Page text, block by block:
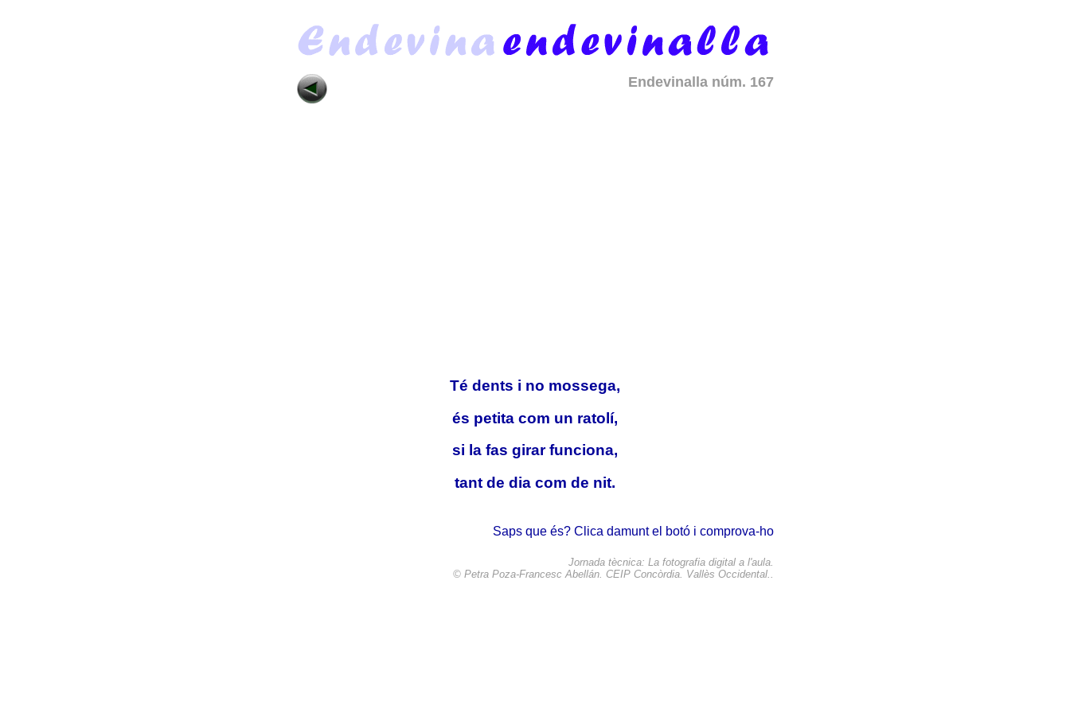
Endevinalla núm. 167
Té dents i no mossega,
és petita com un ratolí,
si la fas girar funciona,
tant de dia com de nit.
Saps que és? Clica damunt el botó i comprova-ho
Jornada tècnica: La fotografia digital a l'aula.
© Petra Poza-Francesc Abellán. CEIP Concòrdia. Vallès Occidental..